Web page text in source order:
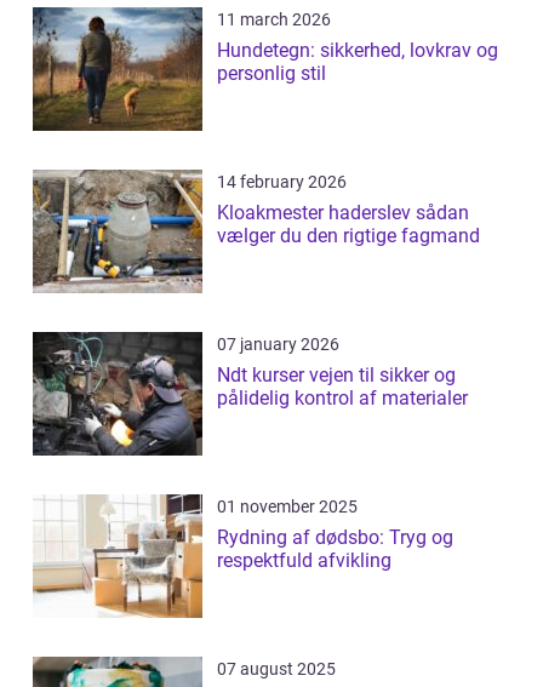
11 march 2026
Hundetegn: sikkerhed, lovkrav og
personlig stil
14 february 2026
Kloakmester haderslev sådan
vælger du den rigtige fagmand
07 january 2026
Ndt kurser vejen til sikker og
pålidelig kontrol af materialer
01 november 2025
Rydning af dødsbo: Tryg og
respektfuld afvikling
07 august 2025